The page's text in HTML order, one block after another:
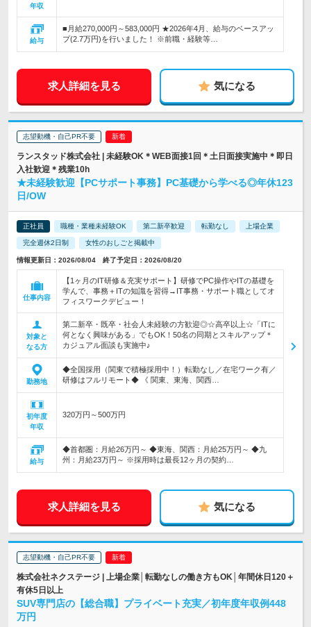
年収
給与
■月給270,000円～583,000円 ★2026年4月、給与のベースアッ
プ(2.7万円)を行いました！ ※前職・経験等…
求人詳細を見る 気になる
志望動機・自己PR不要
ランスタッド株式会社 | 未経験OK＊WEB面接1回＊土日面接実施中＊即日
入社歓迎＊残業10h
★未経験歓迎【PCサポート事務】PC基礎から学べる◎年休123
日/OW
正社員 職種・業種未経験OK 第二新卒歓迎 転勤なし 上場企業
完全週休2日制 女性のおしごと掲載中
情報更新日：2026/08/04 終了予定日：2026/08/20
仕事内容
【1ヶ月のIT研修＆充実サポート】研修でPC操作やITの基礎を
学んで、事務＋ITの知識を習得→IT事務・サポート職としてオ
フィスワークデビュー！
対象と
なる方
第二新卒・既卒・社会人未経験の方歓迎◎☆高卒以上☆「ITに
何となく興味がある」でもOK！50名の同期とスキルアップ＊
カジュアル面談も実施中♪
勤務地
◆全国採用（関東で積極採用中！）転勤なし／在宅ワーク有／
研修はフルリモート◆ 《 関東、東海、関西…
初年度
年収
320万円～500万円
給与
◆首都圏：月給26万円～ ◆東海、関西：月給25万円～ ◆九
州：月給23万円～ ※採用時は最長12ヶ月の契約…
求人詳細を見る 気になる
志望動機・自己PR不要
株式会社ネクステージ | 上場企業│転勤なしの働き方もOK│年間休日120＋
有休5日以上
SUV専門店の【総合職】プライベート充実／初年度年収例448
万円